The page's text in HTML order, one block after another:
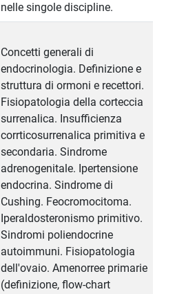
nelle singole discipline.
Concetti generali di
endocrinologia. Definizione e
struttura di ormoni e recettori.
Fisiopatologia della corteccia
surrenalica. Insufficienza
corrticosurrenalica primitiva e
secondaria. Sindrome
adrenogenitale. Ipertensione
endocrina. Sindrome di
Cushing. Feocromocitoma.
Iperaldosteronismo primitivo.
Sindromi poliendocrine
autoimmuni. Fisiopatologia
dell'ovaio. Amenorree primarie
(definizione, flow-chart